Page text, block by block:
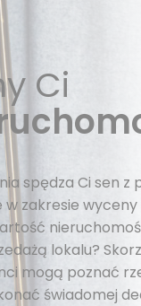
Ci
spędza Ci sen z
zakresie
lokalu?
mogą poznać
świadomej